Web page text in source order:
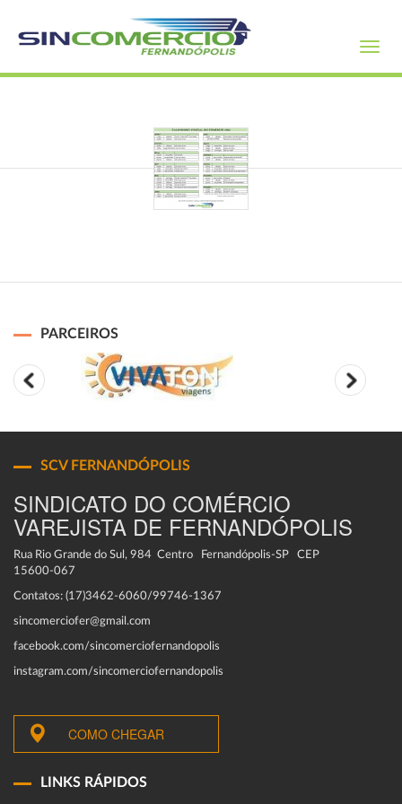
PARCEIROS
SCV FERNANDÓPOLIS
SINDICATO DO COMÉRCIO
VAREJISTA DE FERNANDÓPOLIS
Rua Rio Grande do Sul, 984 Centro Fernandópolis-SP CEP
15600-067
Contatos: (17)3462-6060/99746-1367
sincomerciofer@gmail.com
facebook.com/sincomerciofernandopolis
instagram.com/sincomerciofernandopolis
COMO CHEGAR
LINKS RÁPIDOS